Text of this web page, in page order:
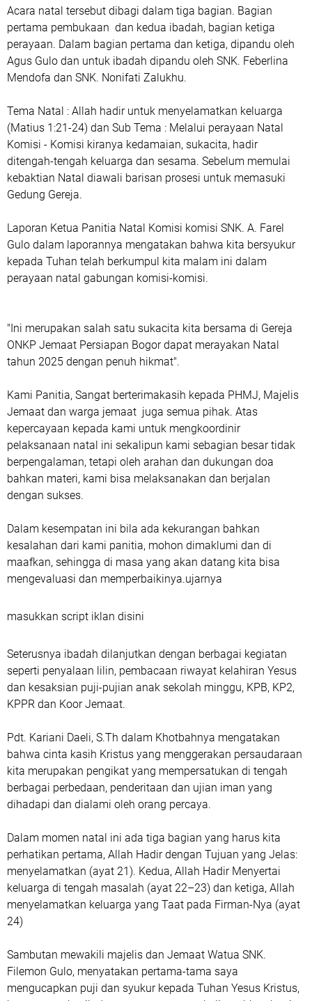
Acara natal tersebut dibagi dalam tiga bagian. Bagian
pertama pembukaan dan kedua ibadah, bagian ketiga
perayaan. Dalam bagian pertama dan ketiga, dipandu oleh
Agus Gulo dan untuk ibadah dipandu oleh SNK. Feberlina
Mendofa dan SNK. Nonifati Zalukhu.
Tema Natal : Allah hadir untuk menyelamatkan keluarga
(Matius 1:21-24) dan Sub Tema : Melalui perayaan Natal
Komisi - Komisi kiranya kedamaian, sukacita, hadir
ditengah-tengah keluarga dan sesama. Sebelum memulai
kebaktian Natal diawali barisan prosesi untuk memasuki
Gedung Gereja.
Laporan Ketua Panitia Natal Komisi komisi SNK. A. Farel
Gulo dalam laporannya mengatakan bahwa kita bersyukur
kepada Tuhan telah berkumpul kita malam ini dalam
perayaan natal gabungan komisi-komisi.
"Ini merupakan salah satu sukacita kita bersama di Gereja
ONKP Jemaat Persiapan Bogor dapat merayakan Natal
tahun 2025 dengan penuh hikmat".
Kami Panitia, Sangat berterimakasih kepada PHMJ, Majelis
Jemaat dan warga jemaat juga semua pihak. Atas
kepercayaan kepada kami untuk mengkoordinir
pelaksanaan natal ini sekalipun kami sebagian besar tidak
berpengalaman, tetapi oleh arahan dan dukungan doa
bahkan materi, kami bisa melaksanakan dan berjalan
dengan sukses.
Dalam kesempatan ini bila ada kekurangan bahkan
kesalahan dari kami panitia, mohon dimaklumi dan di
maafkan, sehingga di masa yang akan datang kita bisa
mengevaluasi dan memperbaikinya.ujarnya
masukkan script iklan disini
Seterusnya ibadah dilanjutkan dengan berbagai kegiatan
seperti penyalaan lilin, pembacaan riwayat kelahiran Yesus
dan kesaksian puji-pujian anak sekolah minggu, KPB, KP2,
KPPR dan Koor Jemaat.
Pdt. Kariani Daeli, S.Th dalam Khotbahnya mengatakan
bahwa cinta kasih Kristus yang menggerakan persaudaraan
kita merupakan pengikat yang mempersatukan di tengah
berbagai perbedaan, penderitaan dan ujian iman yang
dihadapi dan dialami oleh orang percaya.
Dalam momen natal ini ada tiga bagian yang harus kita
perhatikan pertama, Allah Hadir dengan Tujuan yang Jelas:
menyelamatkan (ayat 21). Kedua, Allah Hadir Menyertai
keluarga di tengah masalah (ayat 22–23) dan ketiga, Allah
menyelamatkan keluarga yang Taat pada Firman-Nya (ayat
24)
Sambutan mewakili majelis dan Jemaat Watua SNK.
Filemon Gulo, menyatakan pertama-tama saya
mengucapkan puji dan syukur kepada Tuhan Yesus Kristus,